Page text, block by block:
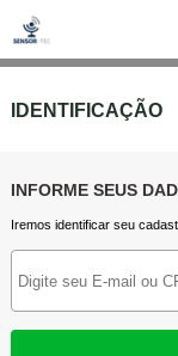
IDENTIFICAÇÃO
INFORME SEUS
Iremos identificar seu